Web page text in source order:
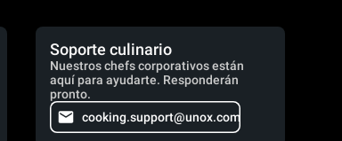
Soporte culinario
Nuestros chefs corporativos están
aquí para ayudarte. Responderán
pronto.
cooking.support@unox.com